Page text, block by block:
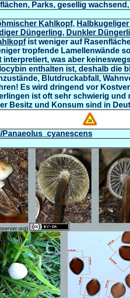
Parks, gesellig
Kahlkopf,
Düngerling, Dunkler
ist weniger auf
tropfende Lamellenwände
was aber
enthalten ist, deshalb die
Blutdruckabfall,
Es wird dringend vor
ist oft sehr schwierig
Besitz und Konsum sind in
Panaeolus_cyanescens